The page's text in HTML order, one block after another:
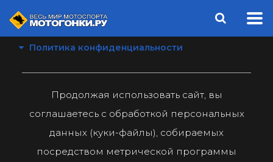
Политика конфиденциальности
Продолжая использовать сайт, вы
соглашаетесь с обработкой персональных
данных (куки-файлы), собираемых
посредством метрической программы